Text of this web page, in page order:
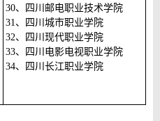
30、四川邮电职业技术学院
31、四川城市职业学院
32、四川现代职业学院
33、四川电影电视职业学院
34、四川长江职业学院